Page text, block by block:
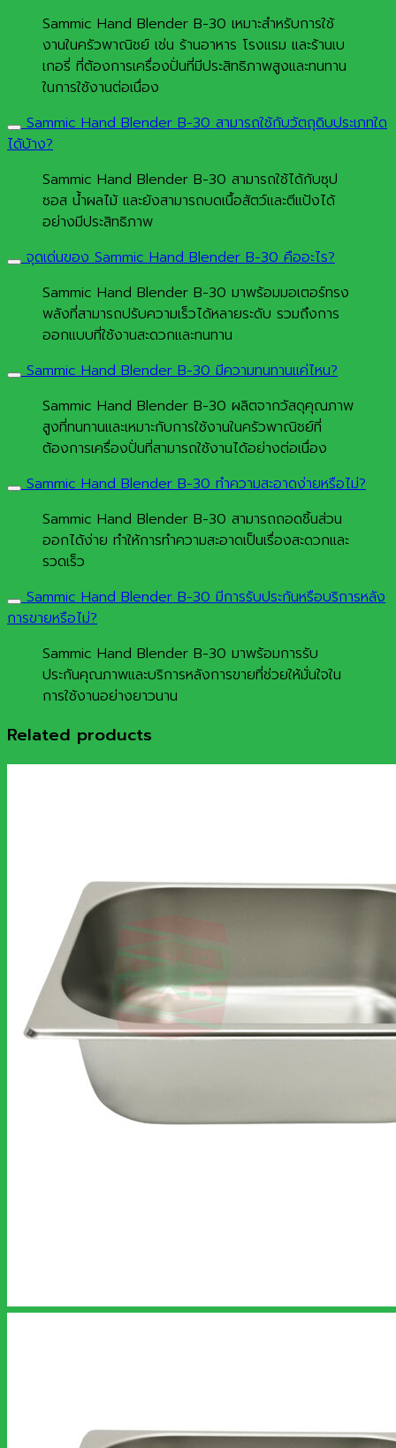
Sammic Hand Blender B-30 เหมาะสำหรับการใช้
งานในครัวพาณิชย์ เช่น ร้านอาหาร โรงแรม และร้านเบ
เกอรี่ ที่ต้องการเครื่องปั่นที่มีประสิทธิภาพสูงและทนทาน
ในการใช้งานต่อเนื่อง
Sammic Hand Blender B-30 สามารถใช้กับวัตถุดิบประเภทใด
ได้บ้าง?
Sammic Hand Blender B-30 สามารถใช้ได้กับซุป
ซอส น้ำผลไม้ และยังสามารถบดเนื้อสัตว์และตีแป้งได้
อย่างมีประสิทธิภาพ
จุดเด่นของ Sammic Hand Blender B-30 คืออะไร?
Sammic Hand Blender B-30 มาพร้อมมอเตอร์ทรง
พลังที่สามารถปรับความเร็วได้หลายระดับ รวมถึงการ
ออกแบบที่ใช้งานสะดวกและทนทาน
Sammic Hand Blender B-30 มีความทนทานแค่ไหน?
Sammic Hand Blender B-30 ผลิตจากวัสดุคุณภาพ
สูงที่ทนทานและเหมาะกับการใช้งานในครัวพาณิชย์ที่
ต้องการเครื่องปั่นที่สามารถใช้งานได้อย่างต่อเนื่อง
Sammic Hand Blender B-30 ทำความสะอาดง่ายหรือไม่?
Sammic Hand Blender B-30 สามารถถอดชิ้นส่วน
ออกได้ง่าย ทำให้การทำความสะอาดเป็นเรื่องสะดวกและ
รวดเร็ว
Sammic Hand Blender B-30 มีการรับประกันหรือบริการหลัง
การขายหรือไม่?
Sammic Hand Blender B-30 มาพร้อมการรับ
ประกันคุณภาพและบริการหลังการขายที่ช่วยให้มั่นใจใน
การใช้งานอย่างยาวนาน
Related products